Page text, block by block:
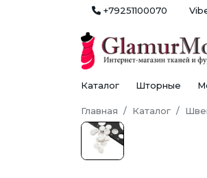
+79251100070
Каталог Шторные
Главная Каталог